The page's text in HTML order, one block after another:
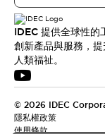
IDEC 提供全球性的
創新產品與服務，
人類福祉。
© 2026 IDEC
隱私權政策
使用條款